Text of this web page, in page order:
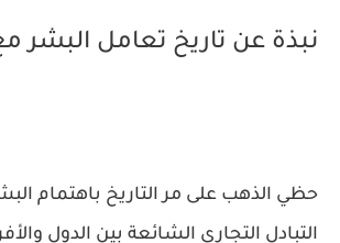
نبذة عن تاريخ تعامل البشر
حظي الذهب على مر التاريخ باهتمام
التبادل التجاري الشائعة بين الدول